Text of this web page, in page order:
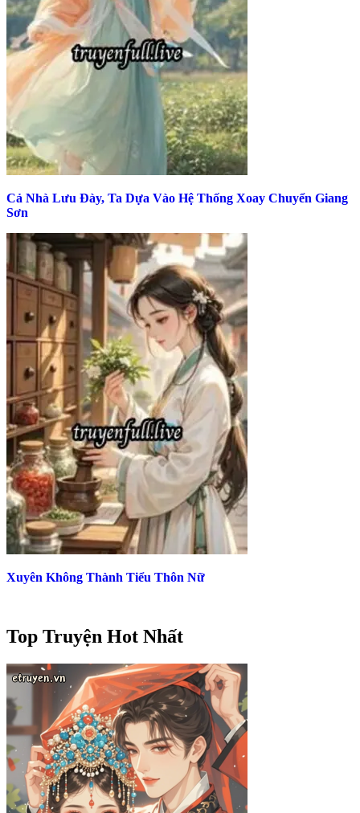
Cả Nhà Lưu Đày, Ta Dựa Vào Hệ Thống Xoay Chuyển Giang
Sơn
Xuyên Không Thành Tiểu Thôn Nữ
Top Truyện Hot Nhất